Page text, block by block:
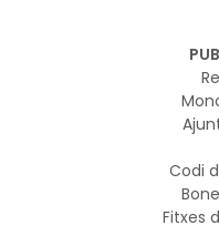
Codi
Fitxes